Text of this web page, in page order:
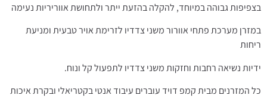
בצפיפות גבוהה במיוחד, להקלה בהזעת ייתר ולתחושת אווריריות נעימה
במזרן מערכת פתחי אוורור משני צדדיו לזרימת אויר טבעית ומניעת
ריחות
ידיות נשיאה רחבות וחזקות משני צדדיו לתפעול קל ונוח.
כל המזרנים מבית קמפ דויד עוברים עיבוד אנטי בקטריאלי ובקרת איכות